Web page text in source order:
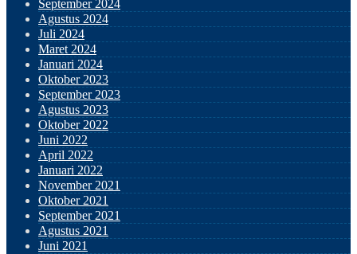
September 2024
Agustus 2024
Juli 2024
Maret 2024
Januari 2024
Oktober 2023
September 2023
Agustus 2023
Oktober 2022
Juni 2022
April 2022
Januari 2022
November 2021
Oktober 2021
September 2021
Agustus 2021
Juni 2021